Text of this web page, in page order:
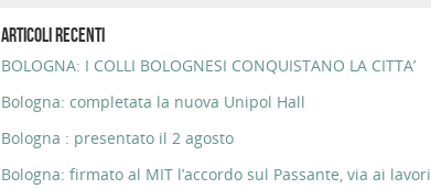
ARTICOLI RECENTI
BOLOGNA: I COLLI BOLOGNESI CONQUISTANO LA CITTA’
Bologna: completata la nuova Unipol Hall
Bologna : presentato il 2 agosto
Bologna: firmato al MIT l’accordo sul Passante, via ai lavori